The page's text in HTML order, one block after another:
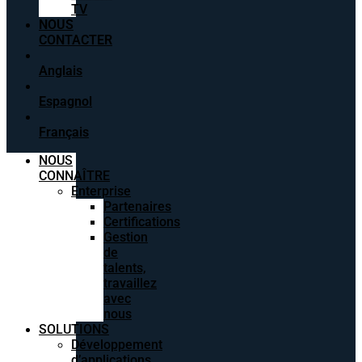
TV
NOUS
CONTACTER
Anglais
Espagnol
Français
NOUS
CONNAÎTRE
Enterprise
Partenaires
Certifications
Gestion
de
talents,
travaillez
avec
nous
SOLUTIONS
Développement